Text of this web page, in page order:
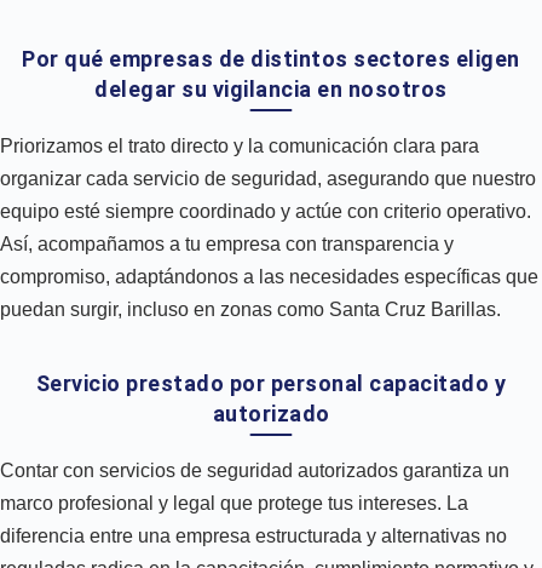
Por qué empresas de distintos sectores eligen
delegar su vigilancia en nosotros
Priorizamos el trato directo y la comunicación clara para
organizar cada servicio de seguridad, asegurando que nuestro
equipo esté siempre coordinado y actúe con criterio operativo.
Así, acompañamos a tu empresa con transparencia y
compromiso, adaptándonos a las necesidades específicas que
puedan surgir, incluso en zonas como Santa Cruz Barillas.
Servicio prestado por personal capacitado y
autorizado
Contar con servicios de seguridad autorizados garantiza un
marco profesional y legal que protege tus intereses. La
diferencia entre una empresa estructurada y alternativas no